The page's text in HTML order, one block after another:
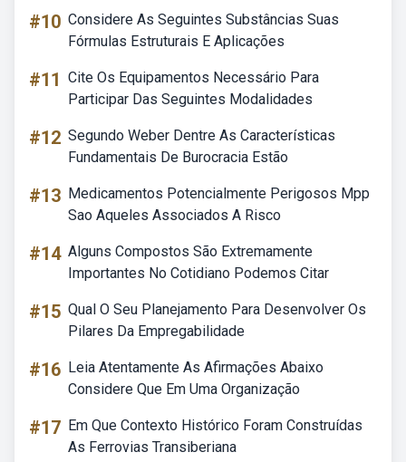
#10 Considere As Seguintes Substâncias Suas
Fórmulas Estruturais E Aplicações
#11 Cite Os Equipamentos Necessário Para
Participar Das Seguintes Modalidades
#12 Segundo Weber Dentre As Características
Fundamentais De Burocracia Estão
#13 Medicamentos Potencialmente Perigosos Mpp
Sao Aqueles Associados A Risco
#14 Alguns Compostos São Extremamente
Importantes No Cotidiano Podemos Citar
#15 Qual O Seu Planejamento Para Desenvolver Os
Pilares Da Empregabilidade
#16 Leia Atentamente As Afirmações Abaixo
Considere Que Em Uma Organização
#17 Em Que Contexto Histórico Foram Construídas
As Ferrovias Transiberiana